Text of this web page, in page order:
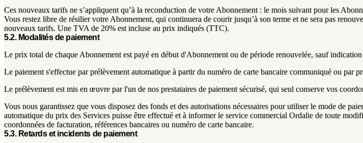
Ces nouveaux tarifs ne s’appliquent qu’à la reconduction de votre Abonnement : le mois suivant pour les
Vous restez libre de résilier votre Abonnement, qui continuera de courir jusqu’à son terme et ne sera pas
nouveaux tarifs. Une TVA de 20% est incluse au prix indiqués (TTC).
5.2. Modalités de paiement
Le prix total de chaque Abonnement est payé en début d'Abonnement ou de période renouvelée, sauf
Le paiement s'effectue par prélèvement automatique à partir du numéro de carte bancaire communiqué ou par
Le prélèvement est mis en œuvre par l'un de nos prestataires de paiement sécurisé, qui seul conserve vos
Vous nous garantissez que vous disposez des fonds et des autorisations nécessaires pour utiliser le mode de
automatique du prix des Services puisse être effectué et à informer le service commercial Ordalie de toute
coordonnées de facturation, références bancaires ou numéro de carte bancaire.
5.3. Retards et incidents de paiement